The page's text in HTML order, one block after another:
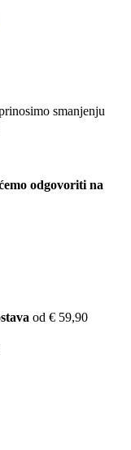
smanjenju
odgovoriti na
od € 59,90